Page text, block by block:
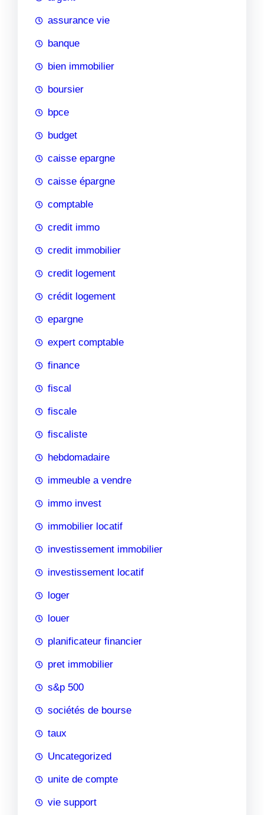
assurance vie
banque
bien immobilier
boursier
bpce
budget
caisse epargne
caisse épargne
comptable
credit immo
credit immobilier
credit logement
crédit logement
epargne
expert comptable
finance
fiscal
fiscale
fiscaliste
hebdomadaire
immeuble a vendre
immo invest
immobilier locatif
investissement immobilier
investissement locatif
loger
louer
planificateur financier
pret immobilier
s&p 500
sociétés de bourse
taux
Uncategorized
unite de compte
vie support